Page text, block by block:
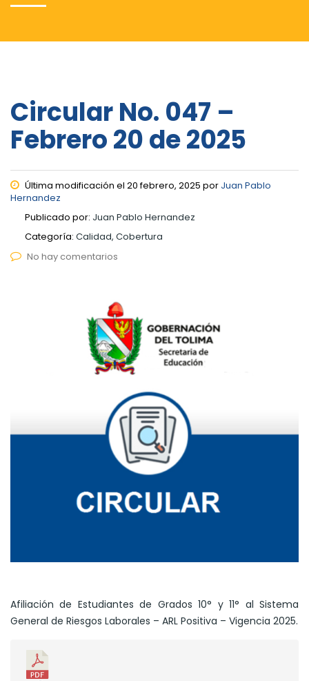
Circular No. 047 –
Febrero 20 de 2025
Última modificación el 20 febrero, 2025 por Juan Pablo
Hernandez
Publicado por: Juan Pablo Hernandez
Categoría: Calidad, Cobertura
No hay comentarios
Afiliación de Estudiantes de Grados 10° y 11° al Sistema
General de Riesgos Laborales – ARL Positiva – Vigencia 2025.